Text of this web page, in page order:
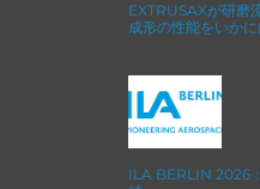
EXTRUSAXが研磨
成形の性能をいか
ILA BERLIN 2026